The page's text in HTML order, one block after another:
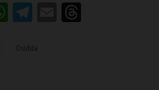
WhatsApp
Telegram
Email
Osidda